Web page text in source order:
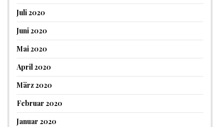
Juli 2020
Juni 2020
Mai 2020
April 2020
März 2020
Februar 2020
Januar 2020